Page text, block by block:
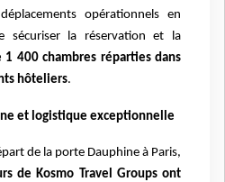
opérationnels en
sécuriser la réservation et la
400 chambres réparties dans
hôteliers.
et logistique exceptionnelle
de la porte Dauphine à Paris,
de Kosmo Travel Groups ont